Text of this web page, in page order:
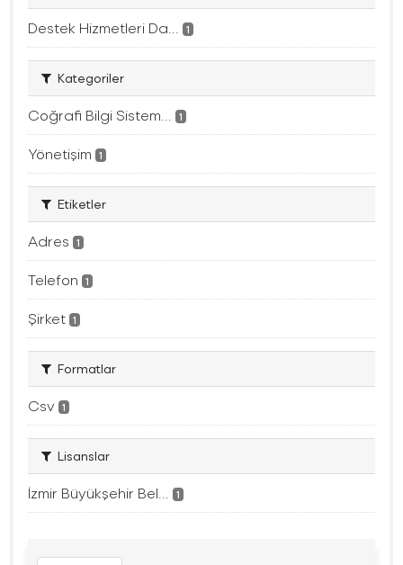
Destek Hizmetleri Da... 1
Kategoriler
Coğrafi Bilgi Sistem... 1
Yönetişim 1
Etiketler
Adres 1
Telefon 1
Şirket 1
Formatlar
Csv 1
Lisanslar
İzmir Büyükşehir Bel... 1